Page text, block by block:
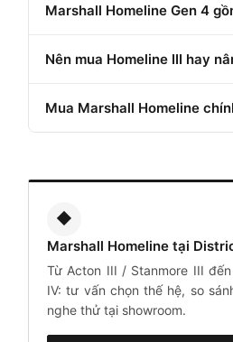
Marshall Homeline Gen 4
Nên mua Homeline III hay
Mua Marshall Homeline
◆
Marshall Homeline tại
Từ Acton III / Stanmore III
IV: tư vấn chọn thế hệ, so
nghe thử tại showroom.